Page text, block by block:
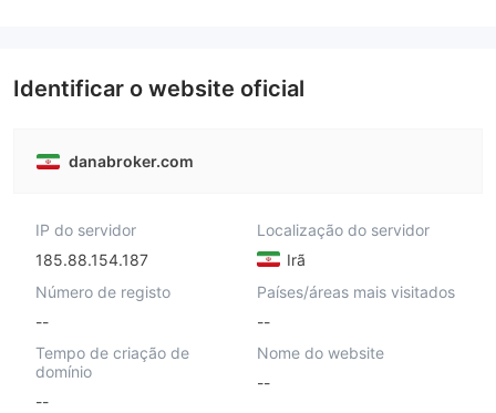
Identificar o website oficial
danabroker.com
IP do servidor
185.88.154.187
Localização do servidor
Irã
Número de registo
--
Países/áreas mais visitados
--
Tempo de criação de
domínio
--
Nome do website
--